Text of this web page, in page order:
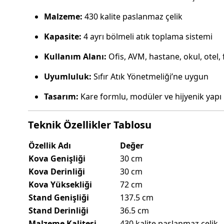
Malzeme: 430 kalite paslanmaz çelik
Kapasite: 4 ayrı bölmeli atık toplama sistemi
Kullanım Alanı: Ofis, AVM, hastane, okul, otel,
Uyumluluk: Sıfır Atık Yönetmeliği’ne uygun
Tasarım: Kare formlu, modüler ve hijyenik yapı
Teknik Özellikler Tablosu
Özellik Adı
Değer
Kova Genişliği
30 cm
Kova Derinliği
30 cm
Kova Yüksekliği
72 cm
Stand Genişliği
137.5 cm
Stand Derinliği
36.5 cm